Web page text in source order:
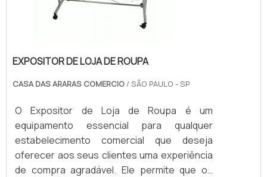
EXPOSITOR DE LOJA DE ROUPA
CASA DAS ARARAS COMERCIO / SÃO PAULO - SP
O Expositor de Loja de Roupa é um
equipamento essencial para qualquer
estabelecimento comercial que deseja
oferecer aos seus clientes uma experiência
de compra agradável. Ele permite que os